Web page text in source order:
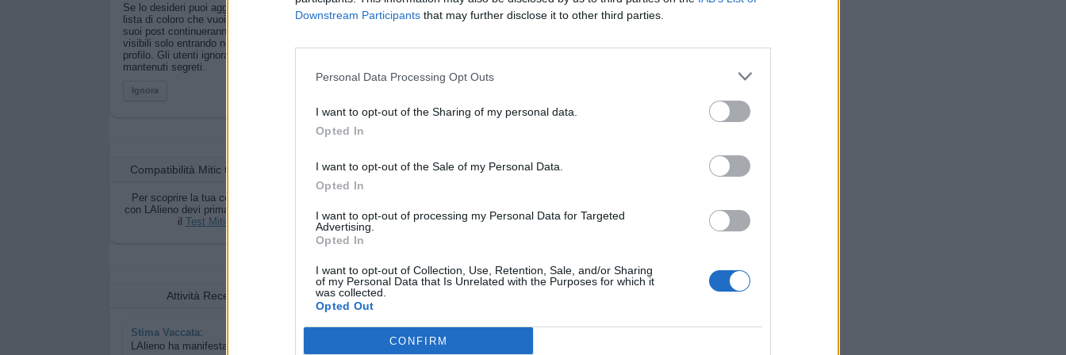
Downstream Participants that may further disclose it to other third parties.
Personal Data Processing Opt Outs
I want to opt-out of the Sharing of my personal data.
Opted In
I want to opt-out of the Sale of my Personal Data.
Opted In
I want to opt-out of processing my Personal Data for Targeted
Advertising.
Opted In
I want to opt-out of Collection, Use, Retention, Sale, and/or Sharing
of my Personal Data that Is Unrelated with the Purposes for which it
was collected.
Opted Out
CONFIRM
Se lo desideri puoi aggiungerla alla
lista di coloro che vuoi ignorare. I
suoi post continueranno a essere
visibili solo entrando nel suo
profilo. Gli utenti ignorati vengono
mantenuti segreti.
Ignora
Compatibilità Mitic tra voi due
Per scoprire la tua compatibilità
con LAlieno devi prima completare
il Test Mitic
Attività Recenti
Stima Vaccata:
LAlieno ha manifestato la sua